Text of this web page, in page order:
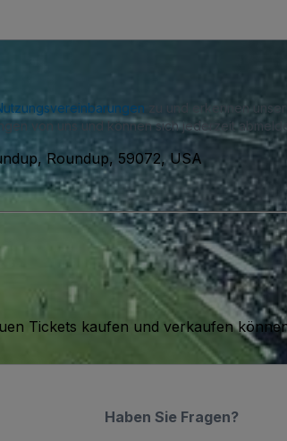
zu und erkennen
von uns und können sich jederzeit
Roundup, 59072, USA
Tickets kaufen und verkaufen
Haben Sie Fragen?